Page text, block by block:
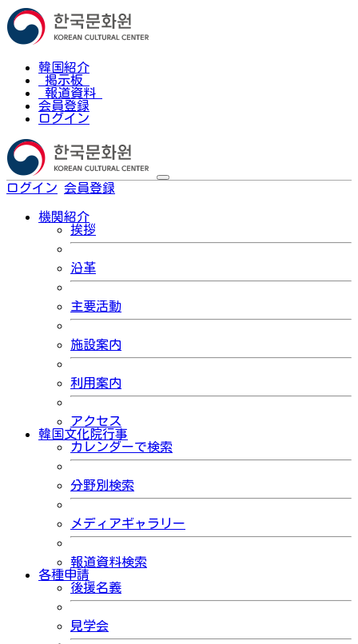
韓国紹介
掲示板
報道資料
会員登録
ログイン
ログイン 会員登録
機関紹介
挨拶
沿革
主要活動
施設案内
利用案内
アクセス
韓国文化院行事
カレンダーで検索
分野別検索
メディアギャラリー
報道資料検索
各種申請
後援名義
見学会